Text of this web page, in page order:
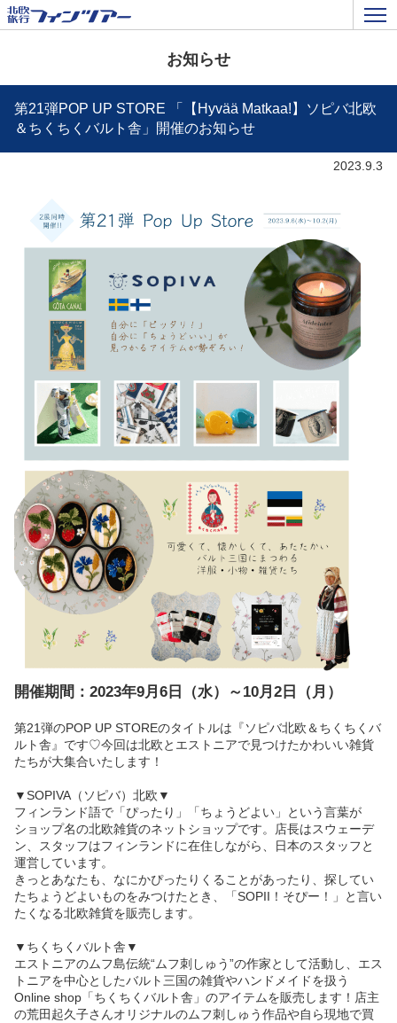
お知らせ
第21弾POP UP STORE 「【Hyvää Matkaa!】ソピバ北欧
＆ちくちくバルト舎」開催のお知らせ
2023.9.3
開催期間：2023年9月6日（水）～10月2日（月）
第21弾のPOP UP STOREのタイトルは『ソピバ北欧＆ちくちくバ
ルト舎』です♡今回は北欧とエストニアで見つけたかわいい雑貨
たちが大集合いたします！
▼SOPIVA（ソピバ）北欧▼
フィンランド語で「ぴったり」「ちょうどよい」という言葉が
ショップ名の北欧雑貨のネットショップです。店長はスウェーデ
ン、スタッフはフィンランドに在住しながら、日本のスタッフと
運営しています。
きっとあなたも、なにかぴったりくることがあったり、探してい
たちょうどよいものをみつけたとき、「SOPII！そぴー！」と言い
たくなる北欧雑貨を販売します。
▼ちくちくバルト舎▼
エストニアのムフ島伝統“ムフ刺しゅう”の作家として活動し、エス
トニアを中心としたバルト三国の雑貨やハンドメイドを扱う
Online shop「ちくちくバルト舎」のアイテムを販売します！店主
の荒田起久子さんオリジナルのムフ刺しゅう作品や自ら現地で買